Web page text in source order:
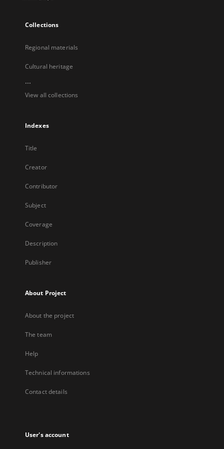
Collections
Regional materials
Cultural heritage
...
View all collections
Indexes
Title
Creator
Contributor
Subject
Coverage
Description
Publisher
About Project
About the project
The team
Help
Technical informations
Contact details
User's account